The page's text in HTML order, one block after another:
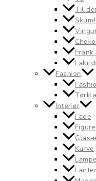
Til
Fashion
Interiør
Fade
Kurve